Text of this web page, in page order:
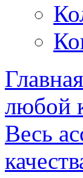
Главная
любой
Весь